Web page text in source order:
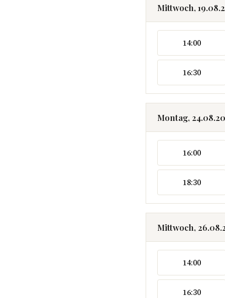
Mittwoch,
14:00
16:30
Montag,
16:00
18:30
Mittwoch,
14:00
16:30